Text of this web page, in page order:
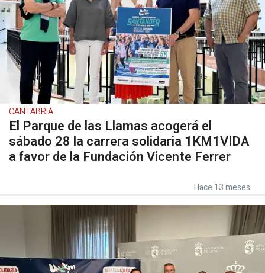
CANTABRIA
El Parque de las Llamas acogerá el
sábado 28 la carrera solidaria 1KM1VIDA
a favor de la Fundación Vicente Ferrer
Hace 13 meses